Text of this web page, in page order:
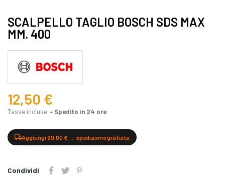
SCALPELLO TAGLIO BOSCH SDS MAX
MM. 400
12,50 €
Tasse incluse Spedito in 24 ore
Aggiungi 99,00 € → spedizione gratuita
Condividi